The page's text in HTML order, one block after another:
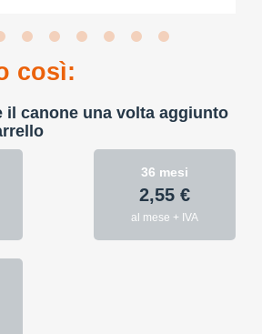
così:
il canone una volta aggiunto
36 mesi
2,55 €
al mese + IVA